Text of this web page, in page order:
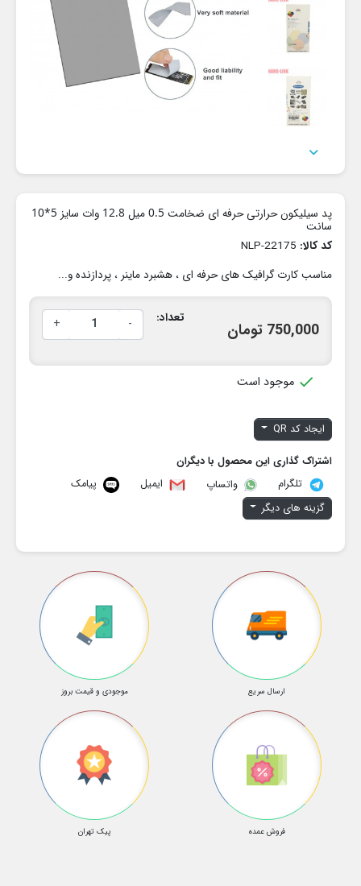

پد سیلیکون حرارتی حرفه ای ضخامت 0.5 میل 12.8 وات سایز 5*10
سانت
کد کالا:
مناسب کارت گرافیک های حرفه ای ، هشبرد ماینر ، پردازنده و...
750,000 تومان
تعداد: -
+
 موجود است
ایجاد کد QR
اشتراک گذاری این محصول با دیگران
تلگرام
واتساپ ایمیل
پیامک
گزینه های دیگر
ارسال سریع موجودی و قیمت بروز
فروش عمده پیک تهران